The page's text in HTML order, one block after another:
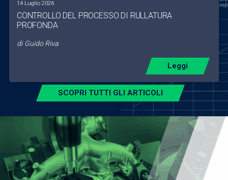
14 Luglio 2026
CONTROLLO DEL PROCESSO DI RULLATURA
PROFONDA
di Guido Riva
Leggi
SCOPRI TUTTI GLI ARTICOLI